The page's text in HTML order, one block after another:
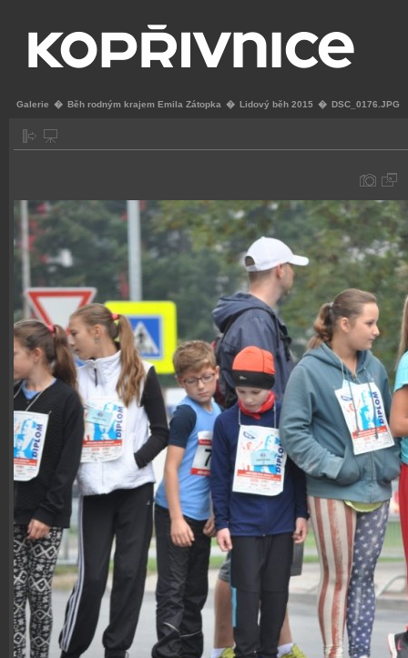
Galerie � Běh rodným krajem Emila Zátopka � Lidový běh 2015 � DSC_0176.JPG